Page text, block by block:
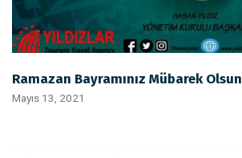
Ramazan Bayramınız Mübarek Olsun
Mayıs 13, 2021